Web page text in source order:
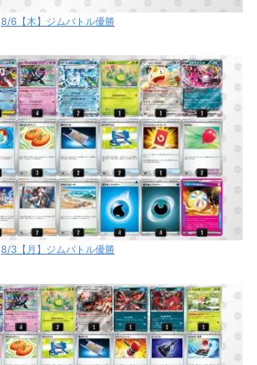
8/6【木】ジムバトル優勝
8/3【月】ジムバトル優勝